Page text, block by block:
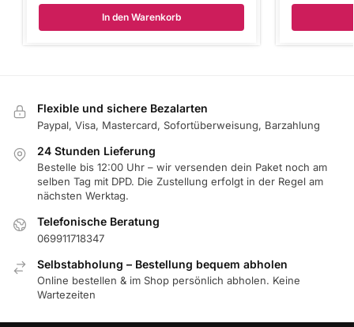
In den Warenkorb
Flexible und sichere Bezalarten
Paypal, Visa, Mastercard, Sofortüberweisung, Barzahlung
24 Stunden Lieferung
Bestelle bis 12:00 Uhr – wir versenden dein Paket noch am
selben Tag mit DPD. Die Zustellung erfolgt in der Regel am
nächsten Werktag.
Telefonische Beratung
069911718347
Selbstabholung – Bestellung bequem abholen
Online bestellen & im Shop persönlich abholen. Keine
Wartezeiten